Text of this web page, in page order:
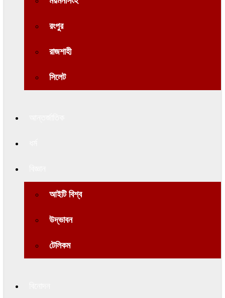
রংপুর
রাজশাহী
সিলেট
আইটি বিশ্ব
উদ্ভাবন
টেলিকম